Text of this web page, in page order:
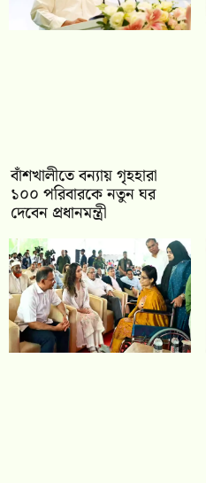
বাঁশখালীতে বন্যায় গৃহহারা
১০০ পরিবারকে নতুন ঘর
দেবেন প্রধানমন্ত্রী